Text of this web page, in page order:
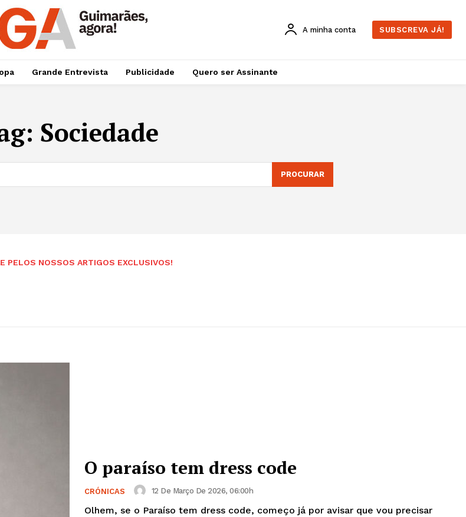
A minha conta SUBSCREVA JÁ!
Grande Entrevista Publicidade Quero ser Assinante
Sociedade
PROCURAR
PELOS NOSSOS ARTIGOS EXCLUSIVOS!
O paraíso tem dress code
CRÓNICAS 12 De Março De 2026, 06:00h
Olhem, se o Paraíso tem dress code, começo já por avisar que vou precisar